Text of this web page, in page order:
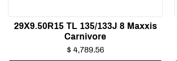
29X9.50R15 TL 135/133J 8 Maxxis
Carnivore
$ 4,789.56